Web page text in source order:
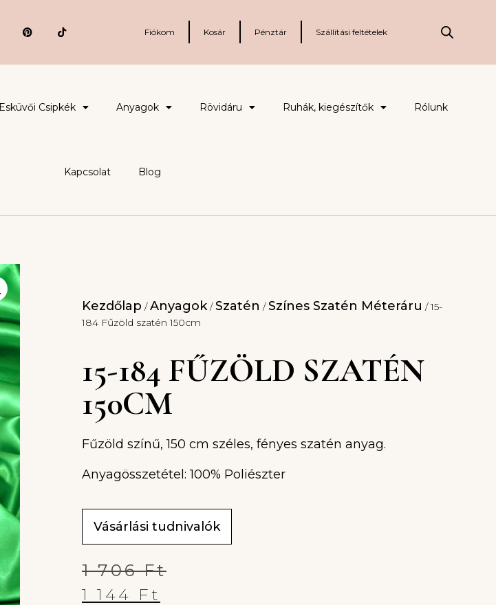
Fiókom Kosár Pénztár Szállítási feltételek
Esküvői Csipkék Anyagok Rövidáru Ruhák, kiegészítők Rólunk
Kapcsolat Blog
Kezdőlap /Anyagok/Szatén /Színes Szatén Méteráru / 15-
184 Fűzöld szatén 150cm
15-184 FŰZÖLD SZATÉN
150CM
Fűzöld színű, 150 cm széles, fényes szatén anyag.
Anyagösszetétel: 100% Poliészter
Vásárlási tudnivalók
1 706Ft
1 144 Ft